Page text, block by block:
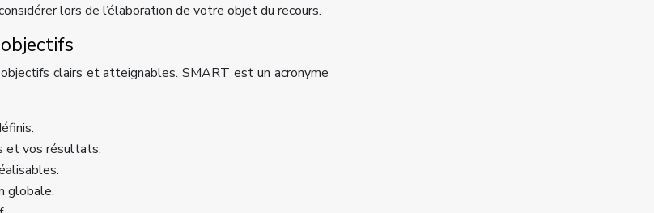
lors de l’élaboration de votre objet du recours.
clairs et atteignables. SMART est un acronyme
et vos résultats.
globale.